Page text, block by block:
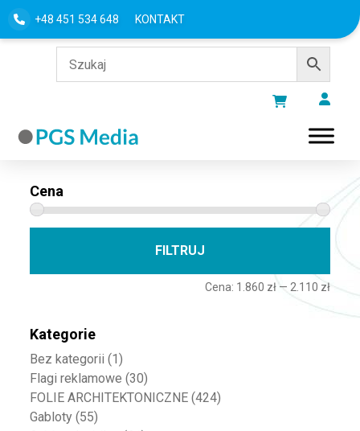
+48 451 534 648 KONTAKT
Filtru według
Cena
FILTRUJ
Cena: 1.860 zł— 2.110 zł
Kategorie
Bez kategorii (1)
Flagi reklamowe (30)
FOLIE ARCHITEKTONICZNE (424)
Gabloty (55)